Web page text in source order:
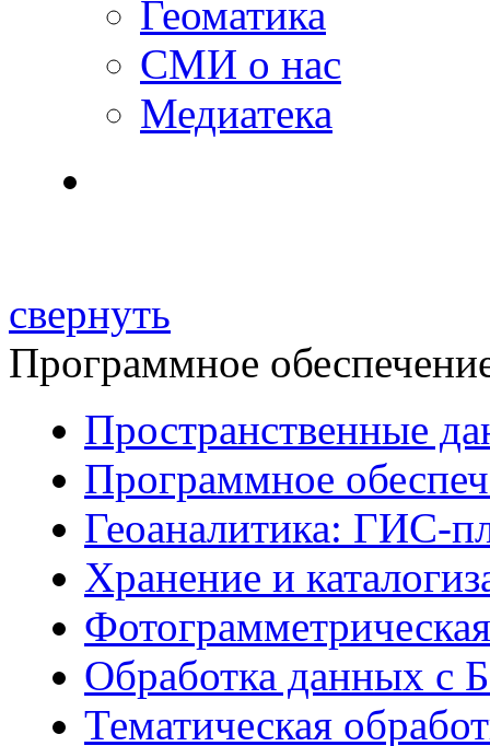
Геоматика
СМИ о нас
Медиатека
свернуть
Программное
Пространственные
Программное
Геоаналитика: ГИС-
Хранение и
Обработка данных с
Тематическая